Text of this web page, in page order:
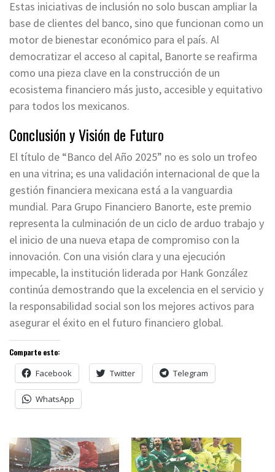
Estas iniciativas de inclusión no solo buscan ampliar la
base de clientes del banco, sino que funcionan como un
motor de bienestar económico para el país. Al
democratizar el acceso al capital, Banorte se reafirma
como una pieza clave en la construcción de un
ecosistema financiero más justo, accesible y equitativo
para todos los mexicanos.
Conclusión y Visión de Futuro
El título de “Banco del Año 2025” no es solo un trofeo
en una vitrina; es una validación internacional de que la
gestión financiera mexicana está a la vanguardia
mundial. Para Grupo Financiero Banorte, este premio
representa la culminación de un ciclo de arduo trabajo y
el inicio de una nueva etapa de compromiso con la
innovación. Con una visión clara y una ejecución
impecable, la institución liderada por Hank González
continúa demostrando que la excelencia en el servicio y
la responsabilidad social son los mejores activos para
asegurar el éxito en el futuro financiero global.
Comparte esto:
Facebook Twitter Telegram
WhatsApp